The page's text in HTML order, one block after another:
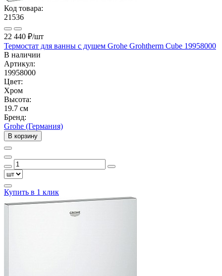
Код товара:
21536
22 440 ₽/шт
Термостат для ванны с душем Grohe Grohtherm Cube 19958000
В наличии
Артикул:
19958000
Цвет:
Хром
Высота:
19.7 см
Бренд:
Grohe (Германия)
В корзину
Купить в 1 клик